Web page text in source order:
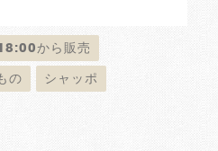
から販売
の シャッポ